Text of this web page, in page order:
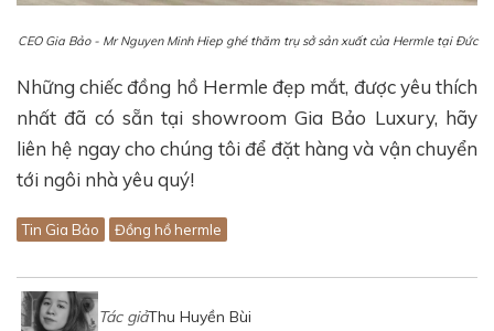
CEO Gia Bảo - Mr Nguyen Minh Hiep ghé thăm trụ sở sản xuất của Hermle tại Đức
Những chiếc đồng hồ Hermle đẹp mắt, được yêu thích
nhất đã có sẵn tại showroom Gia Bảo Luxury, hãy
liên hệ ngay cho chúng tôi để đặt hàng và vận chuyển
tới ngôi nhà yêu quý!
Tin Gia Bảo Đồng hồ hermle
Tác giảThu Huyền Bùi